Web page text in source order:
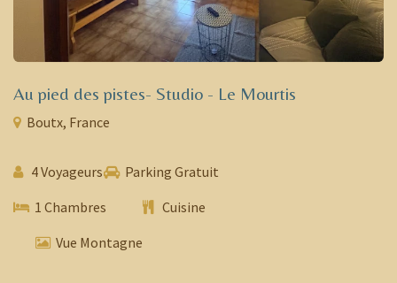
Au pied des pistes- Studio - Le Mourtis
Boutx, France
4 Voyageurs
Parking Gratuit
1 Chambres
​ Cuisine
Vue Montagne